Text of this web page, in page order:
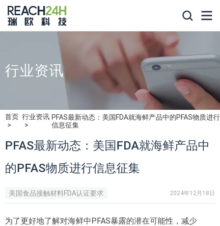
行业资讯
首页 行业资讯 PFAS最新动态：美国FDA就海鲜产品中的PFAS物质进行
信息征集
PFAS最新动态：美国FDA就海鲜产品中
的PFAS物质进行信息征集
美国食品接触材料FDA认证要求 2024年12月18日
为了更好地了解对海鲜中PFAS暴露的潜在可能性，减少